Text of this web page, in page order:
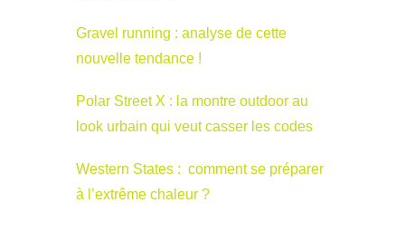
Gravel running : analyse de cette
nouvelle tendance !
Polar Street X : la montre outdoor au
look urbain qui veut casser les codes
Western States : comment se préparer
à l’extrême chaleur ?